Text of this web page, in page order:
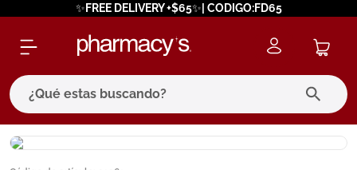
✨FREE DELIVERY +$65✨| CODIGO:FD65
¿Qué estas buscando?
términos más buscados